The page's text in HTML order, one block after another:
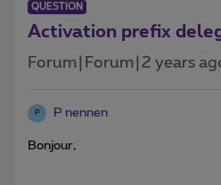
QUESTION
Activation prefix
Forum|Forum|2 years
P P nennen
Bonjour,